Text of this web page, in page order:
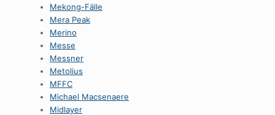
Mekong-Fälle
Mera Peak
Merino
Messe
Messner
Metolius
MFFC
Michael Macsenaere
Midlayer